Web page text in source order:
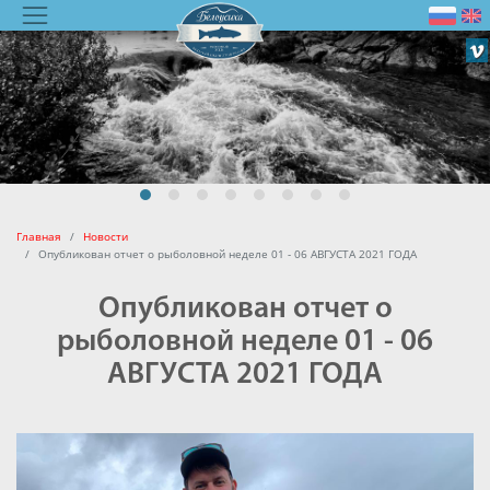
Главная
Новости
Опубликован отчет о рыболовной неделе 01 - 06 АВГУСТА 2021 ГОДА
Опубликован отчет о
рыболовной неделе 01 - 06
АВГУСТА 2021 ГОДА